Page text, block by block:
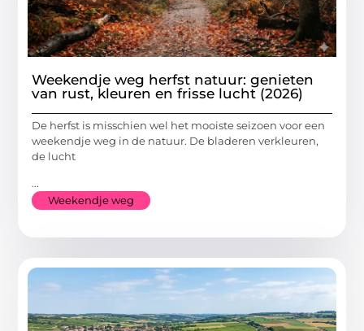
Weekendje weg herfst natuur: genieten
van rust, kleuren en frisse lucht (2026)
De herfst is misschien wel het mooiste seizoen voor een
weekendje weg in de natuur. De bladeren verkleuren,
de lucht
...
Weekendje weg